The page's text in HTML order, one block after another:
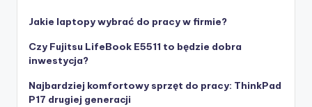
Jakie laptopy wybrać do pracy w firmie?
Czy Fujitsu LifeBook E5511 to będzie dobra
inwestycja?
Najbardziej komfortowy sprzęt do pracy: ThinkPad
P17 drugiej generacji